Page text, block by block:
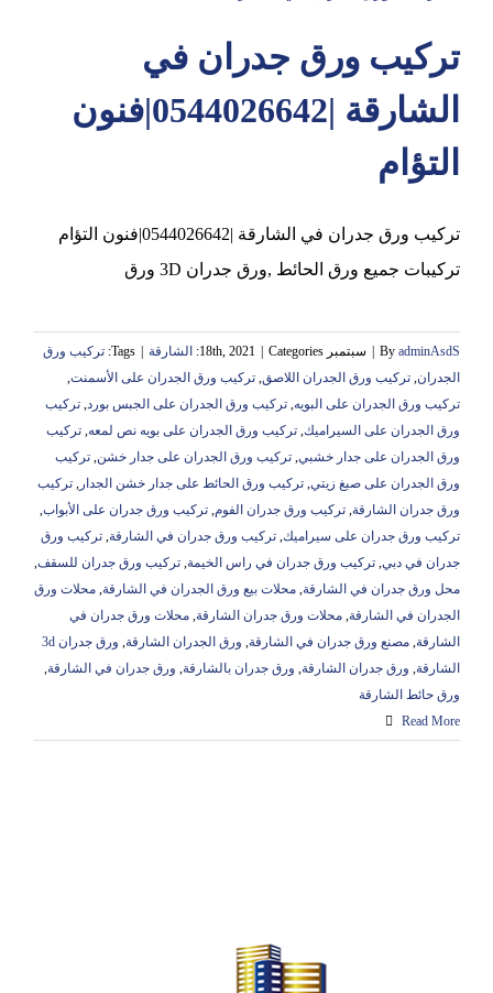
تركيب ورق جدران في
الشارقة |0544026642|فنون
التؤام
تركيب ورق جدران في الشارقة |0544026642|فنون التؤام
تركيبات جميع ورق الحائط ,ورق جدران 3D ورق
By adminAsdS سبتمبر 18th, 2021 Categories: الشارقة Tags: تركيب ورق
الجدران, تركيب ورق الجدران اللاصق, تركيب ورق الجدران على الأسمنت,
تركيب ورق الجدران على البويه, تركيب ورق الجدران على الجبس بورد, تركيب
ورق الجدران على السيراميك, تركيب ورق الجدران على بويه نص لمعه, تركيب
ورق الجدران على جدار خشبي, تركيب ورق الجدران على جدار خشن, تركيب
ورق الجدران على صبغ زيتي, تركيب ورق الحائط على جدار خشن الجدار , تركيب
ورق جدران الشارقة, تركيب ورق جدران الفوم, تركيب ورق جدران على الأبواب,
تركيب ورق جدران على سيراميك, تركيب ورق جدران في الشارقة, تركيب ورق
جدران في دبي, تركيب ورق جدران في راس الخيمة, تركيب ورق جدران للسقف,
محل ورق جدران في الشارقة, محلات بيع ورق الجدران في الشارقة, محلات ورق
الجدران في الشارقة, محلات ورق جدران الشارقة, محلات ورق جدران في
الشارقة, مصنع ورق جدران في الشارقة, ورق الجدران الشارقة,
ورق جدران 3d
الشارقة, ورق جدران الشارقة, ورق جدران بالشارقة, ورق جدران في الشارقة,
ورق حائط الشارقة
Read More